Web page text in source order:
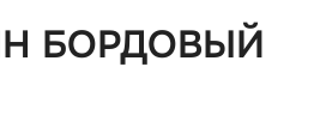
БОРДОВЫЙ